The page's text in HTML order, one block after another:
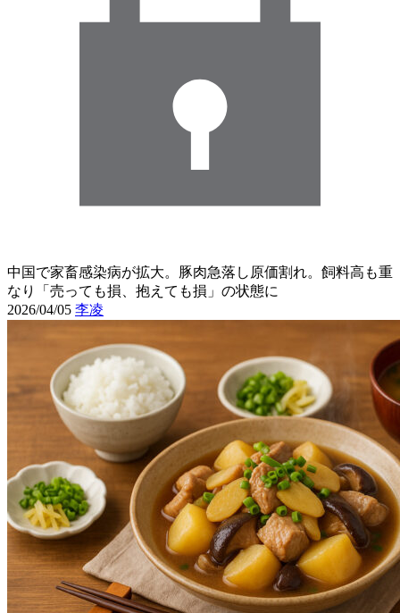
中国で家畜感染病が拡大。豚肉急落し原価割れ。飼料高も重
なり「売っても損、抱えても損」の状態に
2026/04/05 李凌